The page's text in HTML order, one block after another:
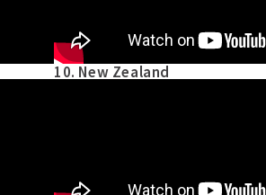
10. New Zealand